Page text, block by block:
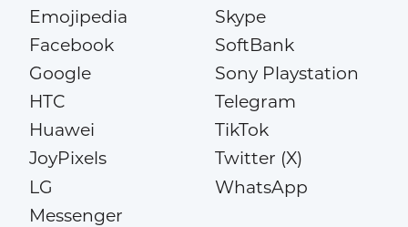
Emojipedia
Facebook
Google
HTC
Huawei
JoyPixels
LG
Messenger
Skype
SoftBank
Sony Playstation
Telegram
TikTok
Twitter (X)
WhatsApp